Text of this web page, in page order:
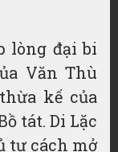
lòng đại bi
Văn Thù
kế của
tát. Di Lặc
tư cách mở